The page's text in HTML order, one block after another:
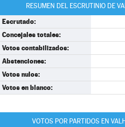
RESUMEN DEL ESCRUTINIO DE
Escrutado:
Concejales totales:
Votos contabilizados:
Abstenciones:
Votos nulos:
Votos en blanco:
VOTOS POR PARTIDOS EN